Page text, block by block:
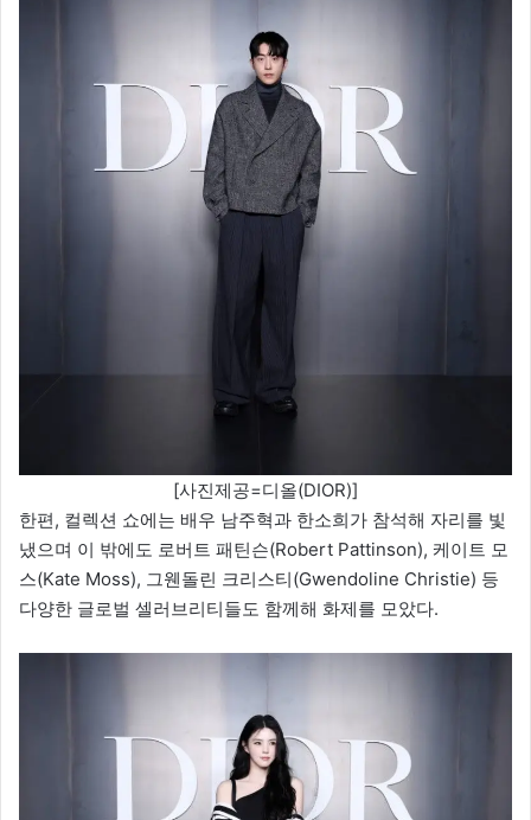
[사진제공=디올(DIOR)]
한편, 컬렉션 쇼에는 배우 남주혁과 한소희가 참석해 자리를 빛
냈으며 이 밖에도 로버트 패틴슨(Robert Pattinson), 케이트 모
스(Kate Moss), 그웬돌린 크리스티(Gwendoline Christie) 등
다양한 글로벌 셀러브리티들도 함께해 화제를 모았다.